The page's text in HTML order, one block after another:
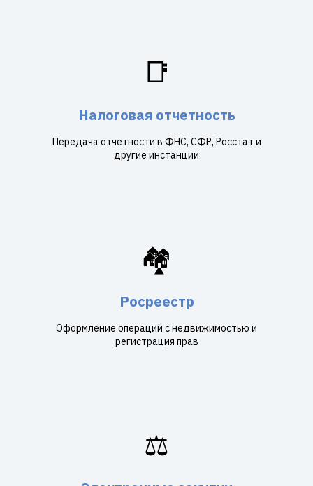
📑
Налоговая отчетность
Передача отчетности в ФНС, СФР, Росстат и
другие инстанции
🏘️
Росреестр
Оформление операций с недвижимостью и
регистрация прав
⚖️